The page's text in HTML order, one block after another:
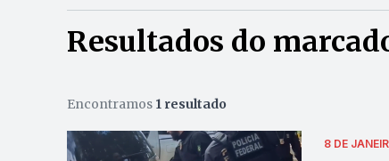
Resultados do
Encontramos 1 resultado
8 DE